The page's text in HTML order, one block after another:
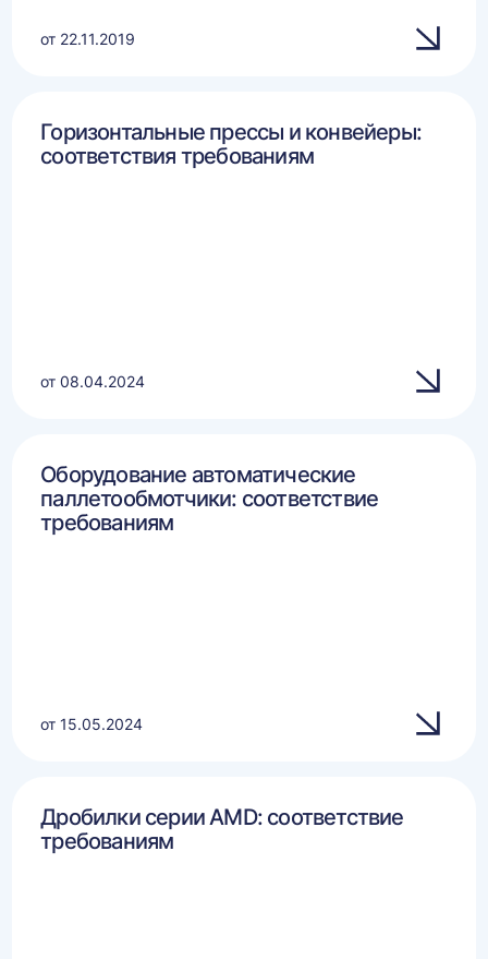
от 22.11.2019
Горизонтальные прессы и конвейеры:
соответствия требованиям
от 08.04.2024
Оборудование автоматические
паллетообмотчики: соответствие
требованиям
от 15.05.2024
Дробилки серии AMD: соответствие
требованиям